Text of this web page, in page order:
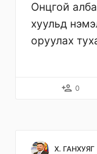
Онцгой
хуульд
оруулах
person_add 0
Х. ГАНХУЯГ